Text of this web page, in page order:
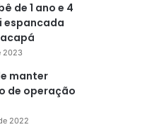
de 1 ano e 4
espancada
2023
manter
de operação
2022